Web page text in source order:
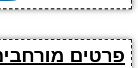
פרטים